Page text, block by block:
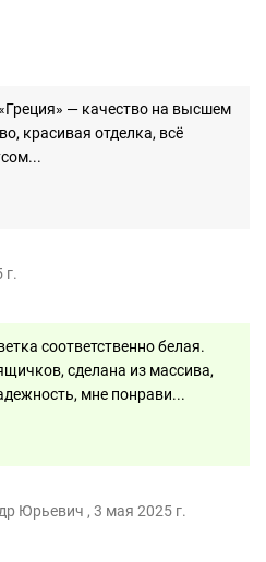
— качество на высшем
красивая отделка, всё
г.
соответственно белая.
сделана из массива,
мне понрави...
Юрьевич , 3 мая 2025 г.